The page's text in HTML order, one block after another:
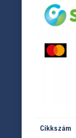
Cikkszám